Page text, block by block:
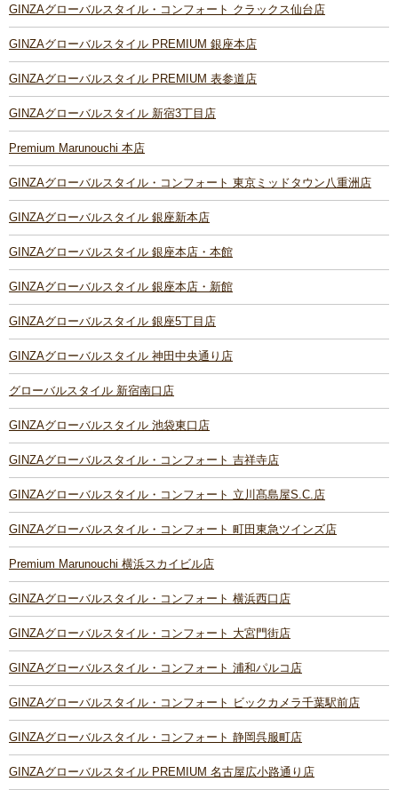
GINZAグローバルスタイル・コンフォート クラックス仙台店
GINZAグローバルスタイル PREMIUM 銀座本店
GINZAグローバルスタイル PREMIUM 表参道店
GINZAグローバルスタイル 新宿3丁目店
Premium Marunouchi 本店
GINZAグローバルスタイル・コンフォート 東京ミッドタウン八重洲店
GINZAグローバルスタイル 銀座新本店
GINZAグローバルスタイル 銀座本店・本館
GINZAグローバルスタイル 銀座本店・新館
GINZAグローバルスタイル 銀座5丁目店
GINZAグローバルスタイル 神田中央通り店
グローバルスタイル 新宿南口店
GINZAグローバルスタイル 池袋東口店
GINZAグローバルスタイル・コンフォート 吉祥寺店
GINZAグローバルスタイル・コンフォート 立川髙島屋S.C.店
GINZAグローバルスタイル・コンフォート 町田東急ツインズ店
Premium Marunouchi 横浜スカイビル店
GINZAグローバルスタイル・コンフォート 横浜西口店
GINZAグローバルスタイル・コンフォート 大宮門街店
GINZAグローバルスタイル・コンフォート 浦和パルコ店
GINZAグローバルスタイル・コンフォート ビックカメラ千葉駅前店
GINZAグローバルスタイル・コンフォート 静岡呉服町店
GINZAグローバルスタイル PREMIUM 名古屋広小路通り店